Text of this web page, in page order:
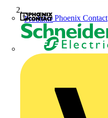
Phoenix Contact
Produkte